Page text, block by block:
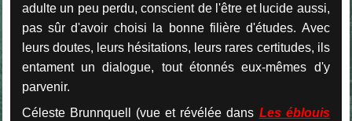
adulte un peu perdu, conscient de l'être et lucide aussi,
pas sûr d'avoir choisi la bonne filière d'études. Avec
leurs doutes, leurs hésitations, leurs rares certitudes, ils
entament un dialogue, tout étonnés eux-mêmes d'y
parvenir.
Céleste Brunnquell (vue et révélée dans Les éblouis